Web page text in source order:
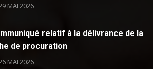
MAI 2026
relatif à la délivrance de la
de procuration
MAI 2026